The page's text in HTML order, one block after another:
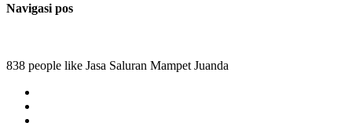
Navigasi pos
838 people like Jasa Saluran Mampet Juanda